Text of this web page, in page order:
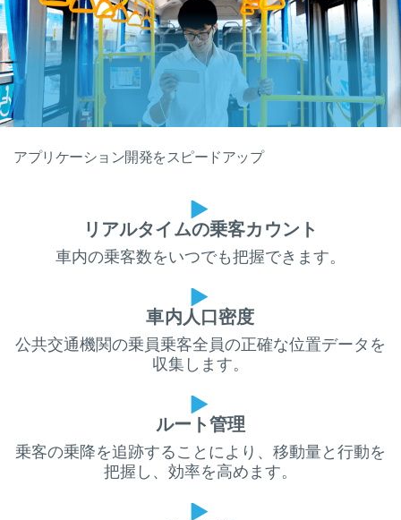
アプリケーション開発をスピードアップ
リアルタイムの乗客カウント
車内の乗客数をいつでも把握できます。
車内人口密度
公共交通機関の乗員乗客全員の正確な位置データを
収集します。
ルート管理
乗客の乗降を追跡することにより、移動量と行動を
把握し、効率を高めます。